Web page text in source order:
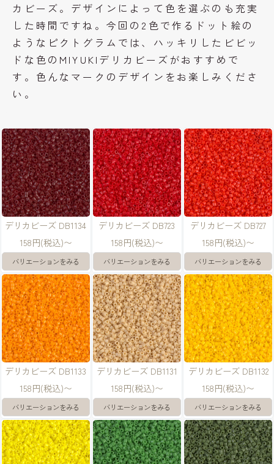
カビーズ。デザインによって色を選ぶのも充実
した時間ですね。今回の2色で作るドット絵の
ようなピクトグラムでは、ハッキリしたビビッ
ドな色のMIYUKIデリカビーズがおすすめで
す。色んなマークのデザインをお楽しみくださ
い。
デリカビーズ DB1134
158円(税込)〜
バリエーションをみる
デリカビーズ DB723
158円(税込)〜
バリエーションをみる
デリカビーズ DB727
158円(税込)〜
バリエーションをみる
デリカビーズ DB1133
158円(税込)〜
バリエーションをみる
デリカビーズ DB1131
158円(税込)〜
バリエーションをみる
デリカビーズ DB1132
158円(税込)〜
バリエーションをみる